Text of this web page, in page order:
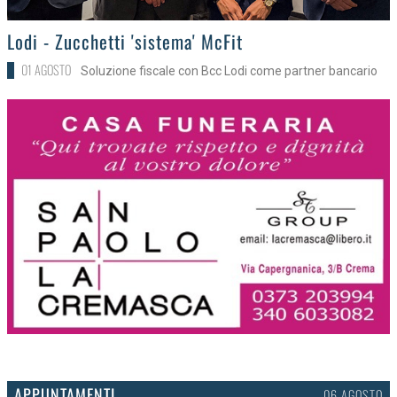
>Lodi - Zucchetti 'sistema' McFit
01 AGOSTO Soluzione fiscale con Bcc Lodi come partner bancario